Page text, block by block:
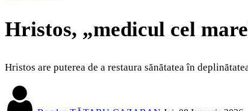
Hristos, „medicul cel
Hristos are puterea de a restaura sănătatea în